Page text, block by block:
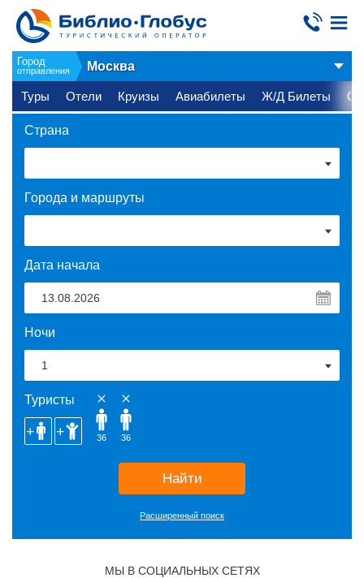
Город
отправления Москва
Туры Отели Круизы Авиабилеты Ж/Д Билеты
Страна
Города и маршруты
Дата начала
Ночи
Туристы
36 36
Найти
Расширенный поиск
МЫ В СОЦИАЛЬНЫХ СЕТЯХ